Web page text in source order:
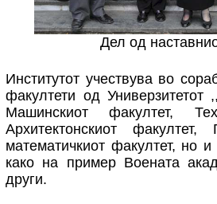
Дел од
Институтот учествува во
факултети од
Машинскиот факултет,
Архитектонскиот
математичкиот факултет, но
како на пример Воената
други.